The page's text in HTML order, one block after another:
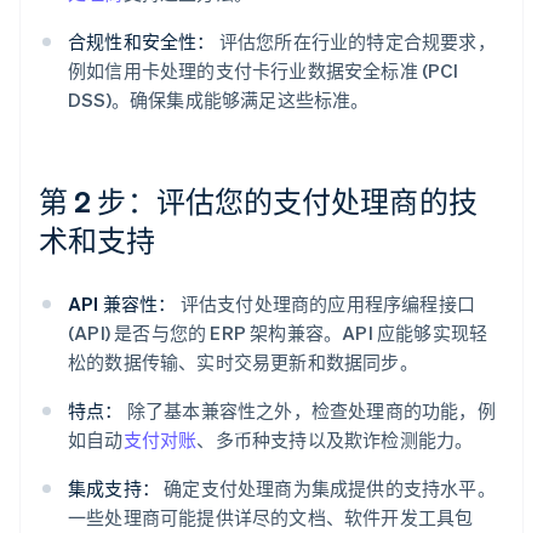
合规性和安全性：
评估您所在行业的特定合规要求，
例如信用卡处理的支付卡行业数据安全标准 (PCI
DSS)。确保集成能够满足这些标准。
第 2 步：评估您的支付处理商的技
术和支持
API 兼容性：
评估支付处理商的应用程序编程接口
(API) 是否与您的 ERP 架构兼容。API 应能够实现轻
松的数据传输、实时交易更新和数据同步。
特点：
除了基本兼容性之外，检查处理商的功能，例
如自动支付对账、多币种支持以及欺诈检测能力。
集成支持：
确定支付处理商为集成提供的支持水平。
一些处理商可能提供详尽的文档、软件开发工具包